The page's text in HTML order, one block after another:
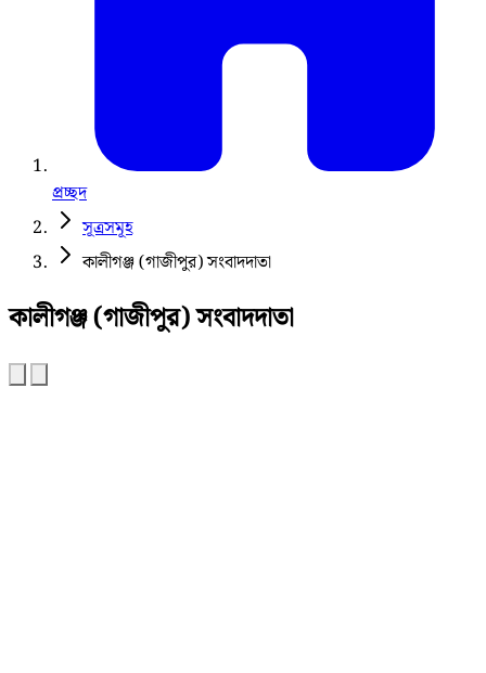
প্রচ্ছদ
সূত্রসমূহ
কালীগঞ্জ (গাজীপুর) সংবাদদাতা
কালীগঞ্জ (গাজীপুর) সংবাদদাতা